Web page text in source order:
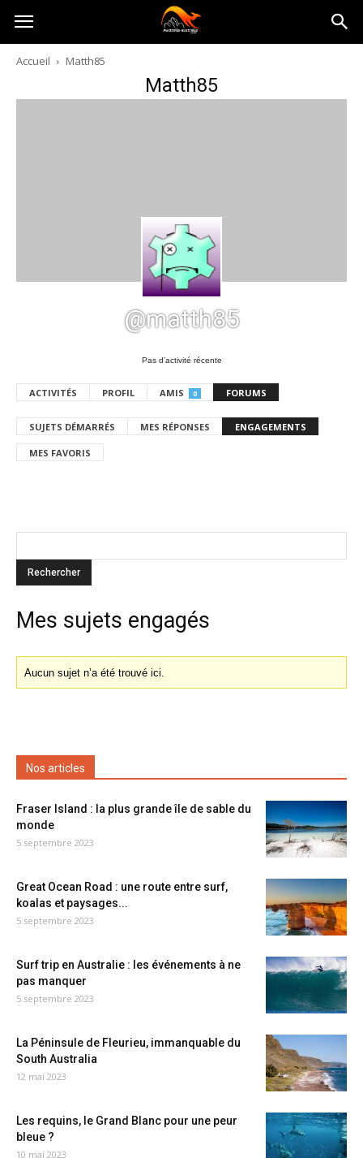
Australia-
australie.com
Accueil Matth85
Matth85
@matth85
Pas d’activité récente
ACTIVITÉS PROFIL AMIS 0 FORUMS
SUJETS DÉMARRÉS MES RÉPONSES ENGAGEMENTS
MES FAVORIS
Mes sujets engagés
Aucun sujet n’a été trouvé ici.
Nos articles
Fraser Island : la plus grande île de sable du
monde
5 septembre 2023
Great Ocean Road : une route entre surf,
koalas et paysages...
5 septembre 2023
Surf trip en Australie : les événements à ne
pas manquer
5 septembre 2023
La Péninsule de Fleurieu, immanquable du
South Australia
12 mai 2023
Les requins, le Grand Blanc pour une peur
bleue ?
10 mai 2023